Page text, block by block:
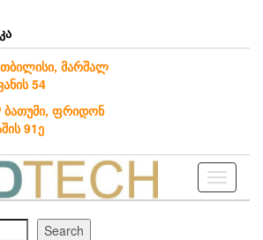
თბილისი, მარშალ
54
ბათუმი, ფრიდონ
91ე
Toggle
Search